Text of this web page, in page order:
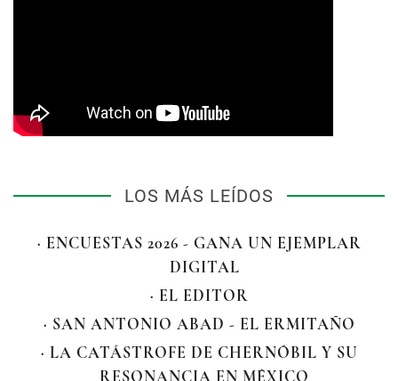
LOS MÁS LEÍDOS
· ENCUESTAS 2026 - GANA UN EJEMPLAR
DIGITAL
· EL EDITOR
· SAN ANTONIO ABAD - EL ERMITAÑO
· LA CATÁSTROFE DE CHERNÓBIL Y SU
RESONANCIA EN MÉXICO